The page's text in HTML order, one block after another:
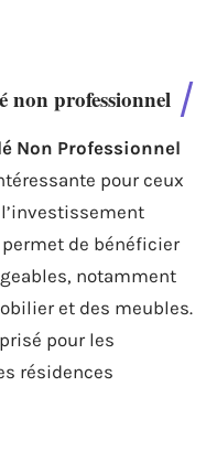
professionnel
Non Professionnel
pour ceux
de bénéficier
notamment
et des meubles.
pour les
résidences